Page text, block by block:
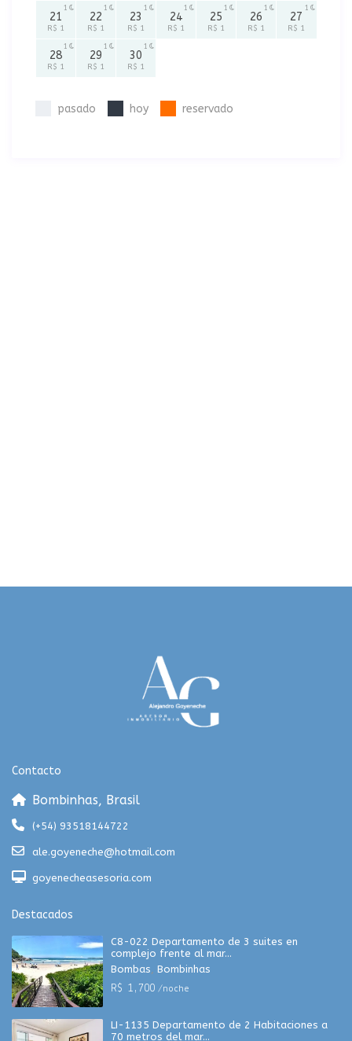
21
R$ 1
1
22
R$ 1
1
23
R$ 1
1
24
R$ 1
1
25
R$ 1
1
26
R$ 1
1
27
R$ 1
1
28
R$ 1
1
29
R$ 1
1
30
R$ 1
1
pasado hoy reservado
Contacto
Bombinhas, Brasil
(+54) 93518144722
ale.goyeneche@hotmail.com
goyenecheasesoria.com
Destacados
C8-022 Departamento de 3 suites en
complejo frente al mar...
Bombas, Bombinhas
R$ 1,700/noche
LI-1135 Departamento de 2 Habitaciones a
70 metros del mar...